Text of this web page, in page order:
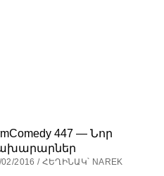
447 — Նոր
02/2016 / ՀԵՂԻՆԱԿ՝ NAREK